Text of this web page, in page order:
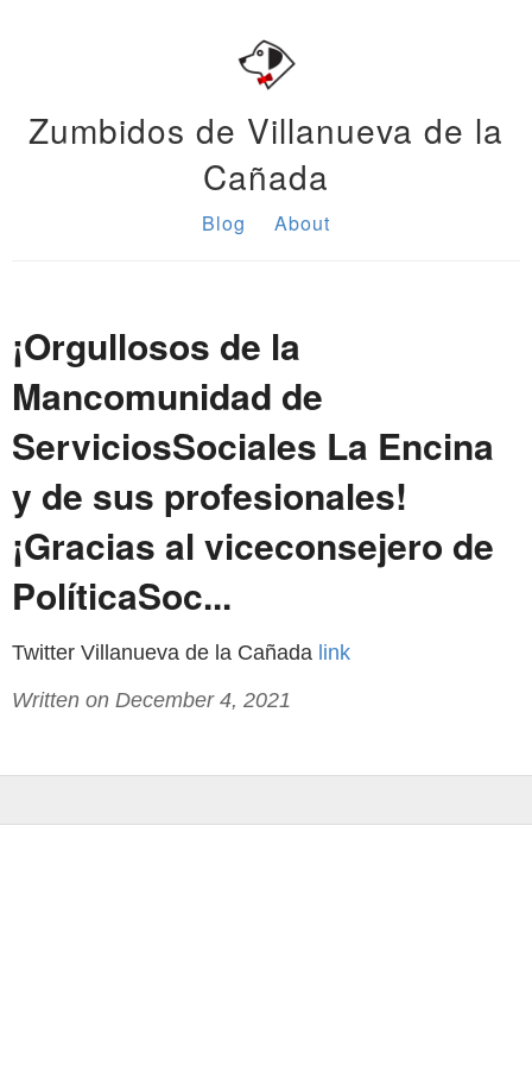
Zumbidos de Villanueva de la
Cañada
Blog About
¡Orgullosos de la
Mancomunidad de
ServiciosSociales La Encina
y de sus profesionales!
¡Gracias al viceconsejero de
PolíticaSoc...
Twitter Villanueva de la Cañada link
Written on December 4, 2021